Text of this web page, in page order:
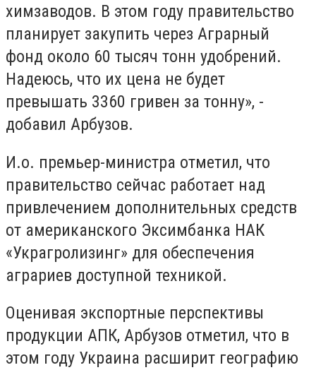
химзаводов. В этом году правительство
планирует закупить через Аграрный
фонд около 60 тысяч тонн удобрений.
Надеюсь, что их цена не будет
превышать 3360 гривен за тонну», -
добавил Арбузов.
И.о. премьер-министра отметил, что
правительство сейчас работает над
привлечением дополнительных средств
от американского Эксимбанка НАК
«Украгролизинг» для обеспечения
аграриев доступной техникой.
Оценивая экспортные перспективы
продукции АПК, Арбузов отметил, что в
этом году Украина расширит географию